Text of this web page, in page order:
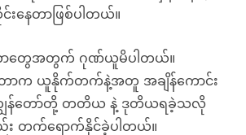
နေတာဖြစ်ပါတယ်။
ာတွေအတွက် ဂုဏ်ယူမိပါတယ်။
င်တာက ယူနိုက်တက်နဲ့အတူ အချိန်ကောင်း
ျွန်တော်တို့ တတိယ နဲ့ ဒုတိယရခဲ့သလို
တက်ရောက်နိုင်ခဲ့ပါတယ်။